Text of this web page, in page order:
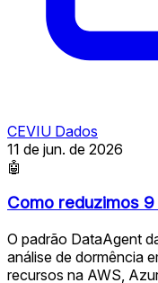
CEVIU Dados
11 de jun. de 2026
🤖
Como reduzimos
O padrão DataAgent
análise de dormência
recursos na AWS,